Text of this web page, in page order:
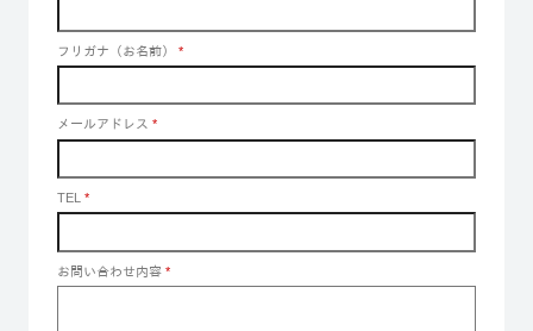
フリガナ（お名前） *
メールアドレス *
TEL *
お問い合わせ内容 *